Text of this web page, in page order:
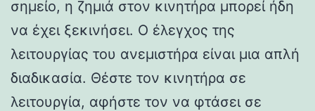
σημείο, η ζημιά στον κινητήρα μπορεί ήδη
να έχει ξεκινήσει. Ο έλεγχος της
λειτουργίας του ανεμιστήρα είναι μια απλή
διαδικασία. Θέστε τον κινητήρα σε
λειτουργία, αφήστε τον να φτάσει σε